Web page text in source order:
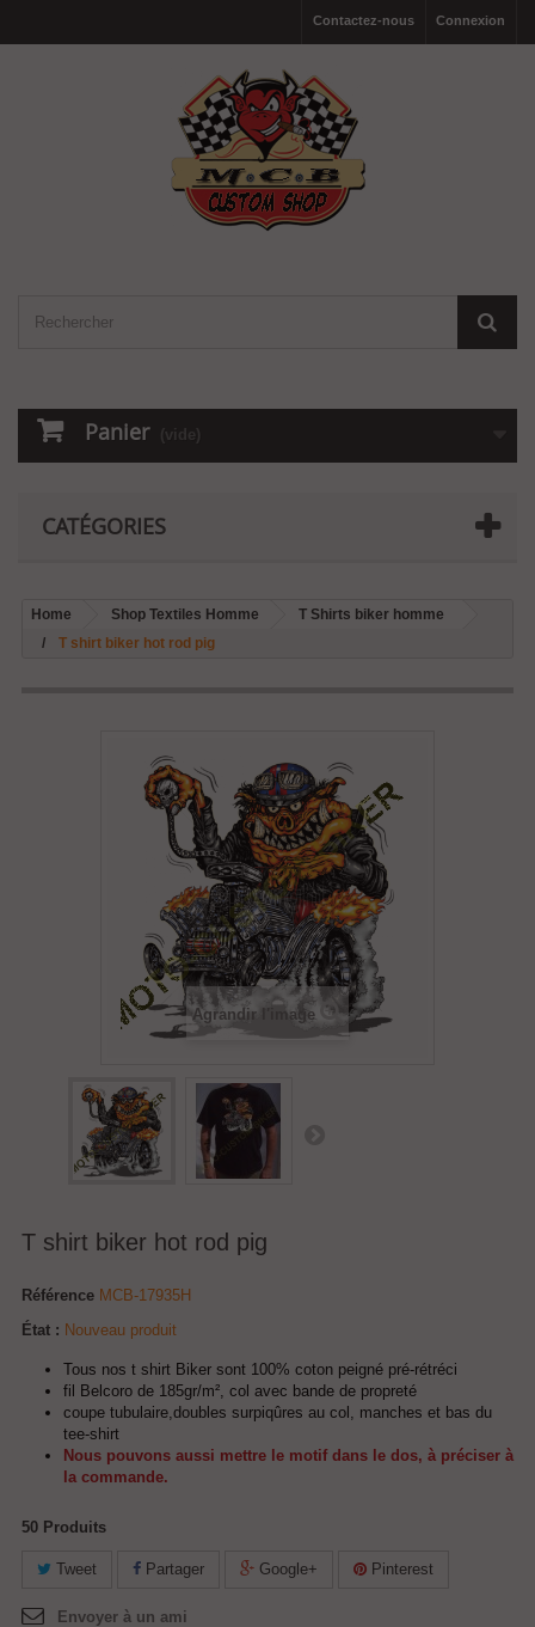
Connexion
Contactez-nous
Panier (vide)
CATÉGORIES
Home Shop Textiles Homme
T Shirts biker homme
T shirt biker hot rod pig
Agrandir l'image
T shirt biker hot rod pig
Référence MCB-17935H
État : Nouveau produit
Tous nos t shirt Biker sont 100% coton peigné pré-rétréci
fil Belcoro de 185gr/m², col avec bande de propreté
coupe tubulaire,doubles surpiqûres au col, manches et bas du
tee-shirt
Nous pouvons aussi mettre le motif dans le dos, à préciser à
la commande.
50 Produits
Tweet Partager Google+ Pinterest
Envoyer à un ami